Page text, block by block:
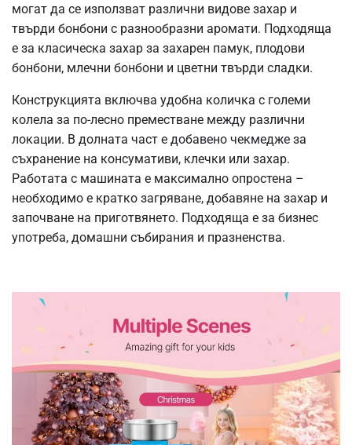
могат да се използват различни видове захар и
твърди бонбони с разнообразни аромати. Подходяща
е за класическа захар за захарен памук, плодови
бонбони, млечни бонбони и цветни твърди сладки.
Конструкцията включва удобна количка с големи
колела за по-лесно преместване между различни
локации. В долната част е добавено чекмедже за
съхранение на консумативи, клечки или захар.
Работата с машината е максимално опростена –
необходимо е кратко загряване, добавяне на захар и
започване на приготвянето. Подходяща е за бизнес
употреба, домашни събирания и празненства.